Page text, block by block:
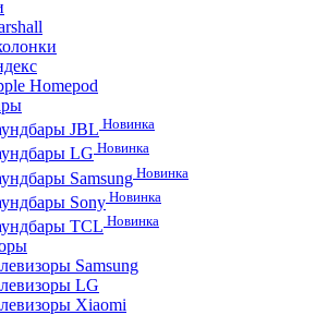
Homepod
JBL Новинка
LG Новинка
SamsungНовинка
Sony Новинка
TCL Новинка
Samsung
LG
Xiaomi